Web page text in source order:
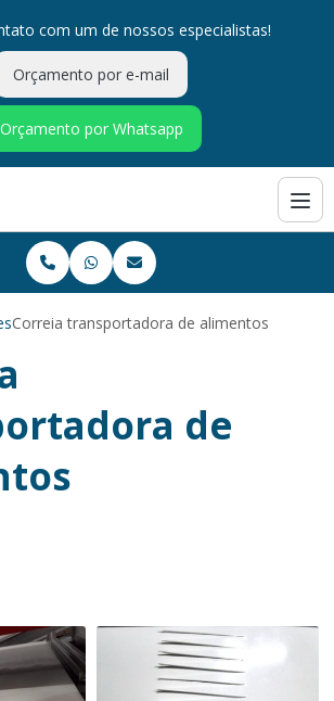
com um de nossos especialistas!
Orçamento por e-mail
Orçamento por Whatsapp
Correia transportadora de alimentos
de